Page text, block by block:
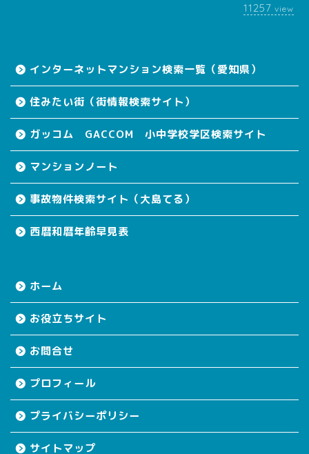
11257 view
インターネットマンション検索一覧（愛知県）
住みたい街（街情報検索サイト）
ガッコム GACCOM 小中学校学区検索サイト
マンションノート
事故物件検索サイト（大島てる）
西暦和暦年齢早見表
ホーム
お役立ちサイト
お問合せ
プロフィール
プライバシーポリシー
サイトマップ